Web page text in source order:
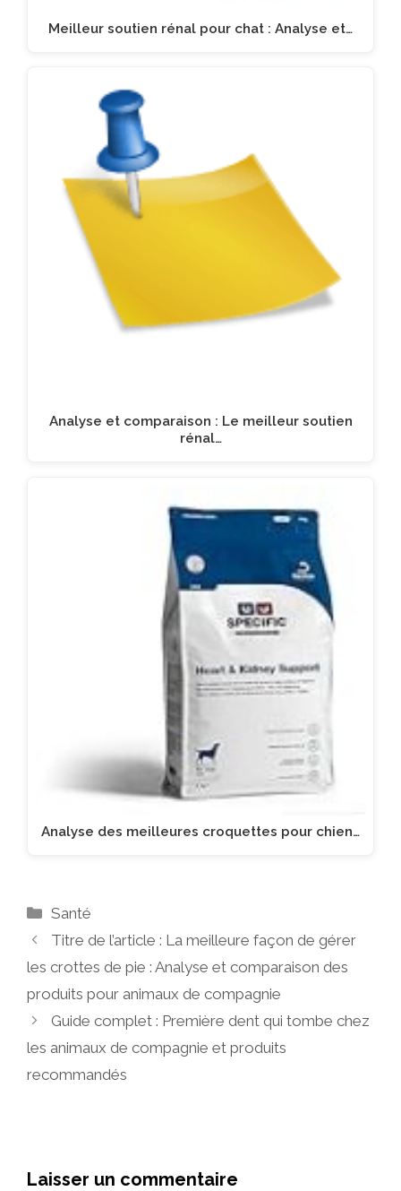
Meilleur soutien rénal pour chat : Analyse et…
Analyse et comparaison : Le meilleur soutien
rénal…
Analyse des meilleures croquettes pour chien…
Catégories
Santé
Titre de l’article : La meilleure façon de gérer
les crottes de pie : Analyse et comparaison des
produits pour animaux de compagnie
Guide complet : Première dent qui tombe chez
les animaux de compagnie et produits
recommandés
Laisser un commentaire